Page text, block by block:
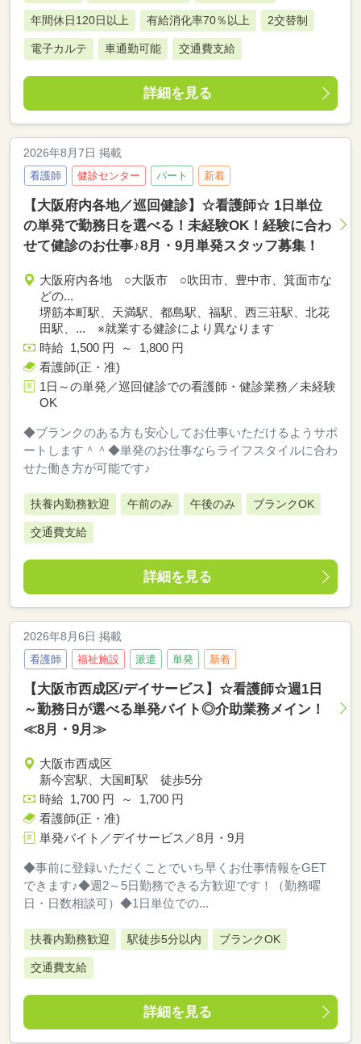
年間休日120日以上 有給消化率70％以上 2交替制
電子カルテ 車通勤可能 交通費支給
詳細を見る
2026年8月7日 掲載
看護師 健診センター パート 新着
【大阪府内各地／巡回健診】☆看護師☆ 1日単位
の単発で勤務日を選べる！未経験OK！経験に合わ
せて健診のお仕事♪8月・9月単発スタッフ募集！
大阪府内各地 ○大阪市 ○吹田市、豊中市、箕面市な
どの...
堺筋本町駅、天満駅、都島駅、福駅、西三荘駅、北花
田駅、... ※就業する健診により異なります
時給 1,500 円 ～ 1,800 円
看護師(正・准)
1日～の単発／巡回健診での看護師・健診業務／未経験
OK
◆ブランクのある方も安心してお仕事いただけるようサポ
ートします＾＾◆単発のお仕事ならライフスタイルに合わ
せた働き方が可能です♪
扶養内勤務歓迎 午前のみ 午後のみ ブランクOK
交通費支給
詳細を見る
2026年8月6日 掲載
看護師 福祉施設 派遣 単発 新着
【大阪市西成区/デイサービス】☆看護師☆週1日
～勤務日が選べる単発バイト◎介助業務メイン！
≪8月・9月≫
大阪市西成区
新今宮駅、大国町駅 徒歩5分
時給 1,700 円 ～ 1,700 円
看護師(正・准)
単発バイト／デイサービス／8月・9月
◆事前に登録いただくことでいち早くお仕事情報をGET
できます♪◆週2～5日勤務できる方歓迎です！（勤務曜
日・日数相談可）◆1日単位での...
扶養内勤務歓迎 駅徒歩5分以内 ブランクOK
交通費支給
詳細を見る